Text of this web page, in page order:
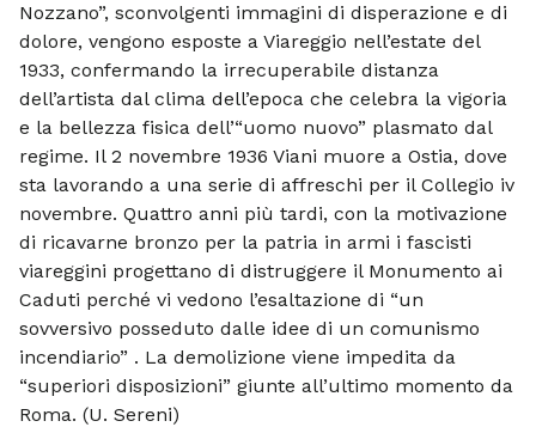
Nozzano”, sconvolgenti immagini di disperazione e di
dolore, vengono esposte a Viareggio nell’estate del
1933, confermando la irrecuperabile distanza
dell’artista dal clima dell’epoca che celebra la vigoria
e la bellezza fisica dell’“uomo nuovo” plasmato dal
regime. Il 2 novembre 1936 Viani muore a Ostia, dove
sta lavorando a una serie di affreschi per il Collegio iv
novembre. Quattro anni più tardi, con la motivazione
di ricavarne bronzo per la patria in armi i fascisti
viareggini progettano di distruggere il Monumento ai
Caduti perché vi vedono l’esaltazione di “un
sovversivo posseduto dalle idee di un comunismo
incendiario” . La demolizione viene impedita da
“superiori disposizioni” giunte all’ultimo momento da
Roma. (U. Sereni)